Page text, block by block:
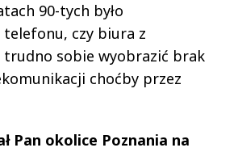
90-tych było
czy biura z
trudno sobie wyobrazić brak
choćby przez
Pan okolice Poznania na